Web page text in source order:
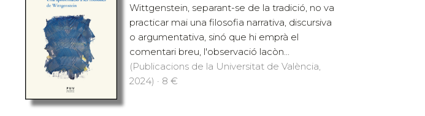
Wittgenstein, separant-se de la tradició, no va
practicar mai una filosofia narrativa, discursiva
o argumentativa, sinó que hi emprà el
comentari breu, l'observació lacòn...
(Publicacions de la Universitat de València,
2024) · 8 €